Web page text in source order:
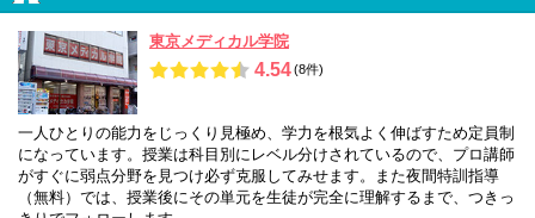
東京メディカル学院
4.54(8件)
一人ひとりの能力をじっくり見極め、学力を根気よく伸ばすため定員制
になっています。授業は科目別にレベル分けされているので、プロ講師
がすぐに弱点分野を見つけ必ず克服してみせます。また夜間特訓指導
（無料）では、授業後にその単元を生徒が完全に理解するまで、つきっ